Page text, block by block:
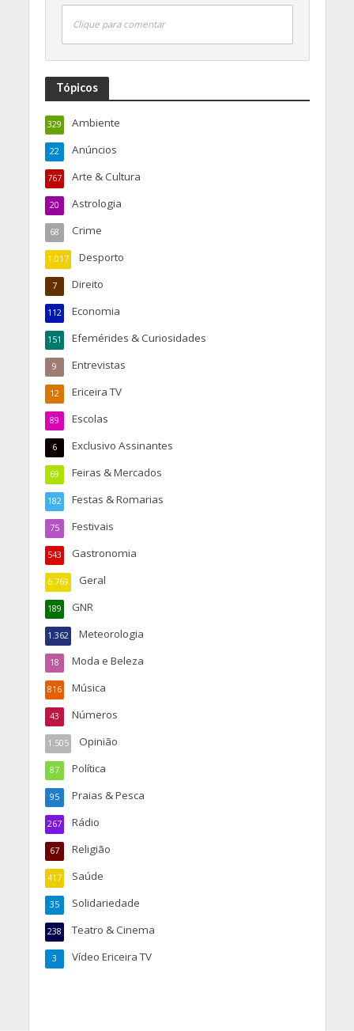
Clique para comentar
Tópicos
Ambiente
329
Anúncios
22
Arte & Cultura
767
Astrologia
20
Crime
68
Desporto
1.017
Direito
7
Economia
112
Efemérides & Curiosidades
151
Entrevistas
9
Ericeira TV
12
Escolas
89
Exclusivo Assinantes
6
Feiras & Mercados
69
Festas & Romarias
182
Festivais
75
Gastronomia
543
Geral
6.769
GNR
189
Meteorologia
1.362
Moda e Beleza
18
Música
816
Números
43
Opinião
1.505
Política
87
Praias & Pesca
95
Rádio
267
Religião
67
Saúde
417
Solidariedade
35
Teatro & Cinema
238
Vídeo Ericeira TV
3